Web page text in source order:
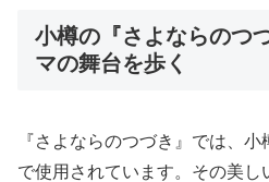
小樽の『さよならのつ
マの舞台を歩く
『さよならのつづき』では、
で使用されています。その美